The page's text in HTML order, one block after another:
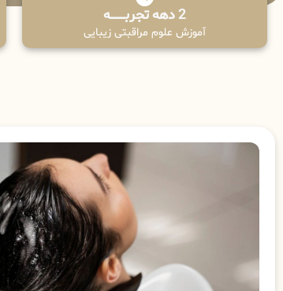
2 دهه تجربـــــــــه
آموزش علوم مراقبتی زیبایی